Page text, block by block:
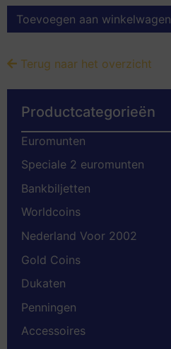
Toevoegen aan winkelwagen
Terug naar het overzicht
Productcategorieën
Euromunten
Speciale 2 euromunten
Bankbiljetten
Worldcoins
Nederland Voor 2002
Gold Coins
Dukaten
Penningen
Accessoires